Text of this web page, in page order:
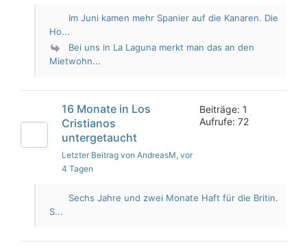
Im Juni kamen mehr Spanier auf die Kanaren. Die
Ho...
Bei uns in La Laguna merkt man das an den
Mietwohn...
16 Monate in Los
Cristianos
untergetaucht
Letzter Beitrag von AndreasM, vor
4 Tagen
Beiträge: 1
Aufrufe: 72
Sechs Jahre und zwei Monate Haft für die Britin.
S...